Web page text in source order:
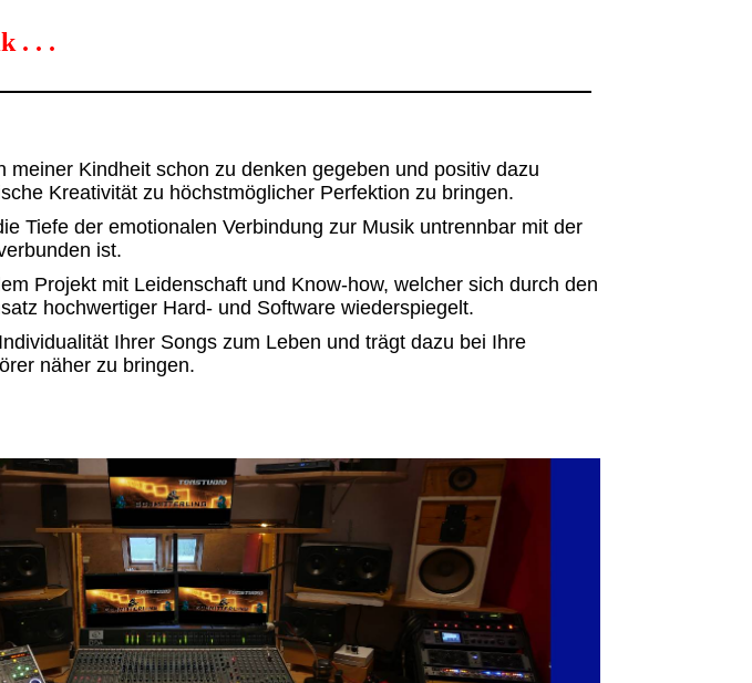
. . .
meiner Kindheit schon zu denken gegeben und positiv dazu
Kreativität zu höchstmöglicher Perfektion zu bringen.
Tiefe der emotionalen Verbindung zur Musik untrennbar mit der
ist.
Projekt mit Leidenschaft und Know-how, welcher sich durch den
hochwertiger Hard- und Software wiederspiegelt.
Ihrer Songs zum Leben und trägt dazu bei Ihre
näher zu bringen.